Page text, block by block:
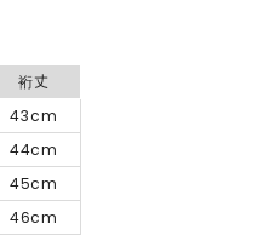
裄丈
43cm
44cm
45cm
46cm